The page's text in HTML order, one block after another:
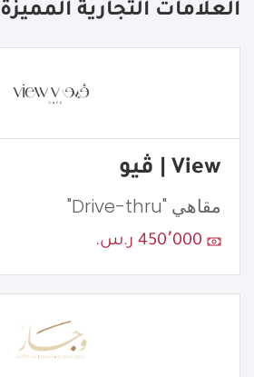
العلامات التجارية المميزة
View | ڤيو
مقاهي "Drive-thru"
450٬000 ر.س.